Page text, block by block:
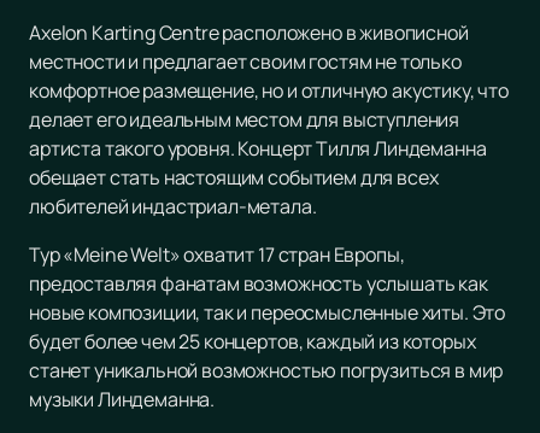
Axelon Karting Centre расположено в живописной
местности и предлагает своим гостям не только
комфортное размещение, но и отличную акустику, что
делает его идеальным местом для выступления
артиста такого уровня. Концерт Тилля Линдеманна
обещает стать настоящим событием для всех
любителей индастриал-метала.
Тур «Meine Welt» охватит 17 стран Европы,
предоставляя фанатам возможность услышать как
новые композиции, так и переосмысленные хиты. Это
будет более чем 25 концертов, каждый из которых
станет уникальной возможностью погрузиться в мир
музыки Линдеманна.